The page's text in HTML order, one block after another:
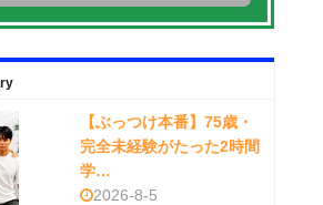
【ぶっつけ本番】75歳・
完全未経験がたった2時間
学…
2026-8-5